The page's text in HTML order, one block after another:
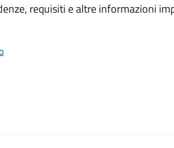
requisiti e altre informazioni